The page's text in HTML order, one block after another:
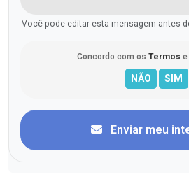
Você pode editar esta mensagem antes
Concordo com os Termos e
Enviar meu